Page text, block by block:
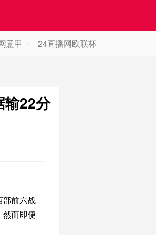
意甲 24直播网欧联杯
输22分
部前六战
而即便